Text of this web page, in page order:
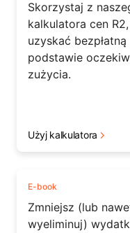
Skorzystaj z
kalkulatora cen
uzyskać
podstawie
zużycia.
Użyj kalkulatora
E-book
Zmniejsz (lub
wyeliminuj)